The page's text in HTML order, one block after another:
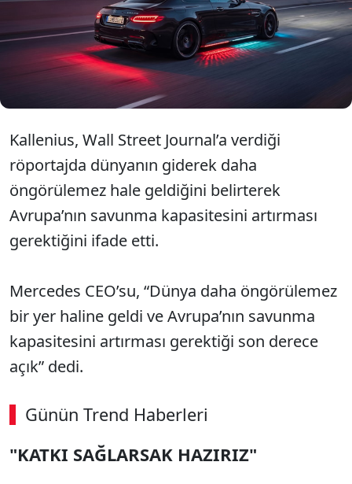
verdi. Şirket CEO’su Ola Kallenius, savunma
sanayisine girmenin ticari açıdan mantıklı olması
halinde bu alanda faaliyet gösterebileceklerini
açıkladı.
Kallenius, Wall Street Journal’a verdiği
röportajda dünyanın giderek daha
öngörülemez hale geldiğini belirterek
Avrupa’nın savunma kapasitesini artırması
gerektiğini ifade etti.
Mercedes CEO’su, “Dünya daha öngörülemez
bir yer haline geldi ve Avrupa’nın savunma
kapasitesini artırması gerektiği son derece
açık” dedi.
Günün Trend Haberleri
"KATKI SAĞLARSAK HAZIRIZ"